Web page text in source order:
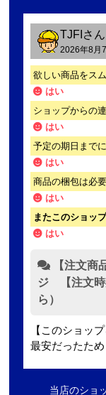
TJFI さ
2026年8月
欲しい商品をス
はい
ショップからの
はい
予定の期日まで
はい
商品の梱包は必
はい
またこのショッ
はい
【注文商
ジ 【注文時
ら）
【このショッ
最安だったため
当店のショ